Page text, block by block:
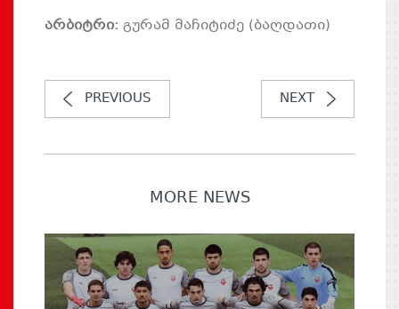
არბიტრი: გურამ მაჩიტიძე (ბაღდათი)
PREVIOUS NEXT
MORE NEWS